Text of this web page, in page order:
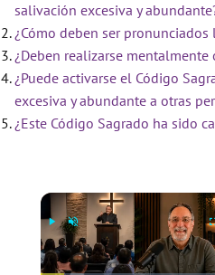
salivación excesiva y
¿Cómo deben ser pronunciados
¿Deben realizarse mentalmente
¿Puede activarse el Código
excesiva y abundante a otras
¿Este Código Sagrado ha sido